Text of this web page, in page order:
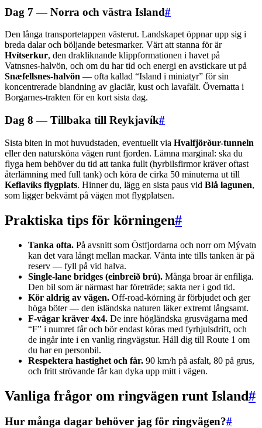
Dag 7 — Norra och västra Island#
Den långa transportetappen västerut. Landskapet öppnar upp sig i
breda dalar och böljande betesmarker. Värt att stanna för är
Hvítserkur, den drakliknande klippformationen i havet på
Vatnsnes-halvön, och om du har tid och energi en avstickare ut på
Snæfellsnes-halvön — ofta kallad “Island i miniatyr” för sin
koncentrerade blandning av glaciär, kust och lavafält. Övernatta i
Borgarnes-trakten för en kort sista dag.
Dag 8 — Tillbaka till Reykjavík#
Sista biten in mot huvudstaden, eventuellt via Hvalfjörður-tunneln
eller den natursköna vägen runt fjorden. Lämna marginal: ska du
flyga hem behöver du tid att tanka fullt (hyrbilsfirmor kräver oftast
återlämning med full tank) och köra de cirka 50 minuterna ut till
Keflavíks flygplats. Hinner du, lägg en sista paus vid Blå lagunen,
som ligger bekvämt på vägen mot flygplatsen.
Praktiska tips för körningen#
Tanka ofta. På avsnitt som Östfjordarna och norr om Mývatn
kan det vara långt mellan mackar. Vänta inte tills tanken är på
reserv — fyll på vid halva.
Single-lane bridges (einbreið brú). Många broar är enfiliga.
Den bil som är närmast har företräde; sakta ner i god tid.
Kör aldrig av vägen. Off-road-körning är förbjudet och ger
höga böter — den isländska naturen läker extremt långsamt.
F-vägar kräver 4x4. De inre högländska grusvägarna med
“F” i numret får och bör endast köras med fyrhjulsdrift, och
de ingår inte i en vanlig ringvägstur. Håll dig till Route 1 om
du har en personbil.
Respektera hastighet och får. 90 km/h på asfalt, 80 på grus,
och fritt strövande får kan dyka upp mitt i vägen.
Vanliga frågor om ringvägen runt Island#
Hur många dagar behöver jag för ringvägen?#